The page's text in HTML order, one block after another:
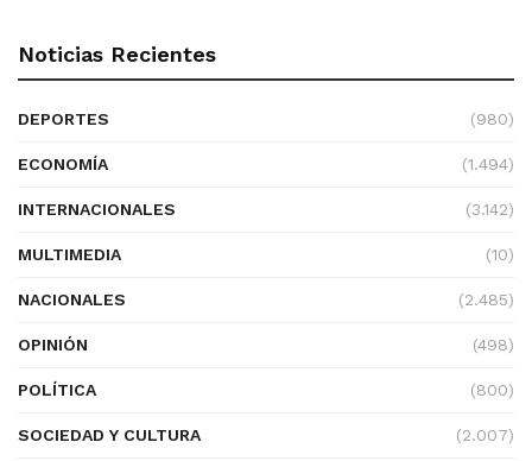
Noticias Recientes
DEPORTES (980)
ECONOMÍA (1.494)
INTERNACIONALES (3.142)
MULTIMEDIA (10)
NACIONALES (2.485)
OPINIÓN (498)
POLÍTICA (800)
SOCIEDAD Y CULTURA (2.007)